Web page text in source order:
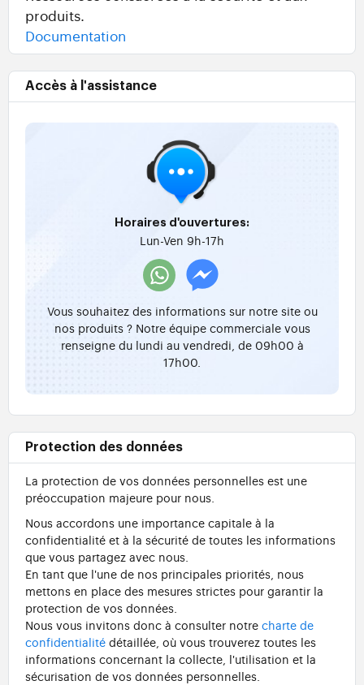
produits.
Documentation
Accès à l'assistance
Horaires d'ouvertures:
Lun-Ven 9h-17h
Vous souhaitez des informations sur notre site ou
nos produits ? Notre équipe commerciale vous
renseigne du lundi au vendredi, de 09h00 à
17h00.
Protection des données
La protection de vos données personnelles est une
préoccupation majeure pour nous.
Nous accordons une importance capitale à la
confidentialité et à la sécurité de toutes les informations
que vous partagez avec nous.
En tant que l'une de nos principales priorités, nous
mettons en place des mesures strictes pour garantir la
protection de vos données.
Nous vous invitons donc à consulter notre charte de
confidentialité détaillée, où vous trouverez toutes les
informations concernant la collecte, l'utilisation et la
sécurisation de vos données personnelles.